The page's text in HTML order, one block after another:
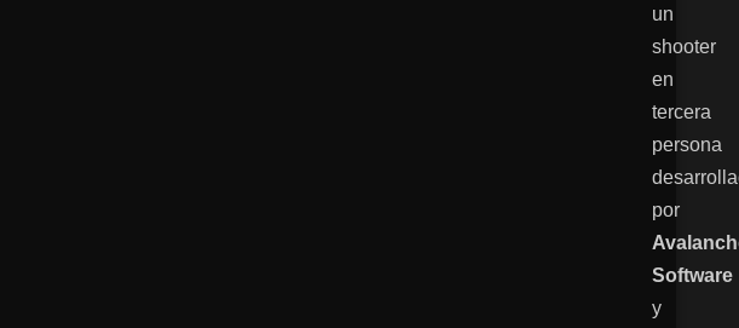
un
shooter
en
tercera
persona
por
Software
y